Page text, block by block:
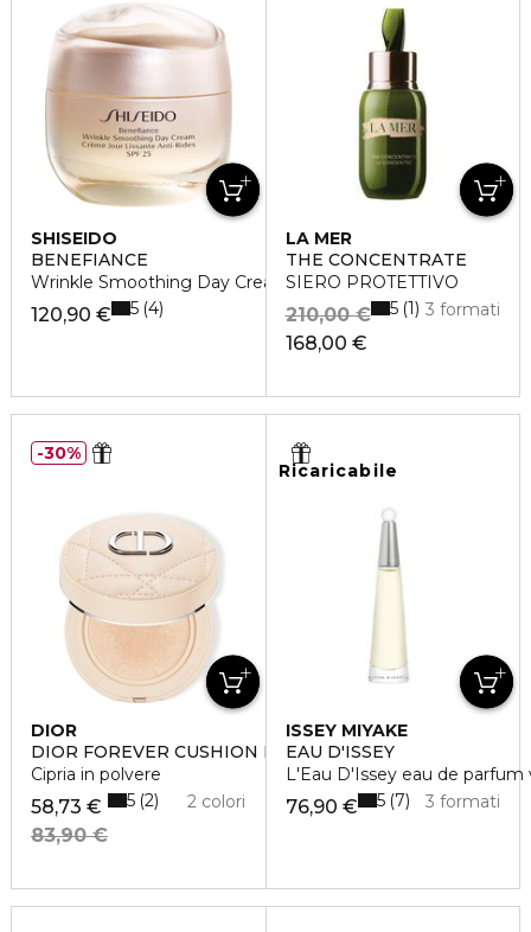
SHISEIDO
BENEFIANCE
Wrinkle Smoothing Day Cream SPF 25
120,90 € 5 4
LA MER
THE CONCENTRATE
SIERO PROTETTIVO
168,00 €
210,00 € 3 formati
5 1
DIOR
DIOR FOREVER CUSHION POWDER
Cipria in polvere
58,73 €
83,90 €
2 colori
5 2
30%
Ricaricabile
ISSEY MIYAKE
EAU D'ISSEY
L'Eau D'Issey eau de
76,90 € 3 formati
5 7